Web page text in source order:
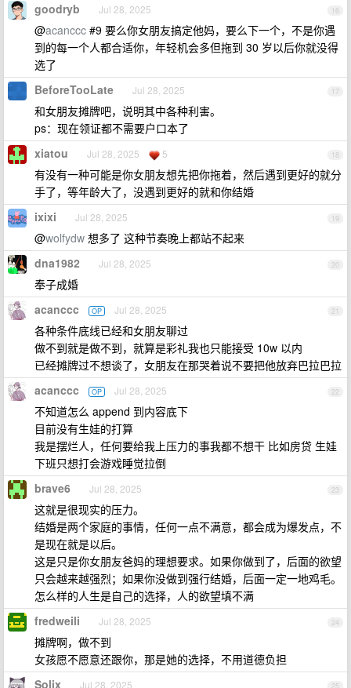
16
goodryb Jul 28, 2025
@acanccc #9 要么你女朋友搞定他妈，要么下一个，不是你遇
到的每一个人都合适你，年轻机会多但拖到 30 岁以后你就没得
选了
17
BeforeTooLate Jul 28, 2025
和女朋友摊牌吧，说明其中各种利害。
ps：现在领证都不需要户口本了
18
xiatou Jul 28, 2025 5
有没有一种可能是你女朋友想先把你拖着，然后遇到更好的就分
手了，等年龄大了，没遇到更好的就和你结婚
19
ixixi Jul 28, 2025
@wolfydw 想多了 这种节奏晚上都站不起来
20
dna1982 Jul 28, 2025
奉子成婚
21
acanccc OP Jul 28, 2025
各种条件底线已经和女朋友聊过
做不到就是做不到，就算是彩礼我也只能接受 10w 以内
已经摊牌过不想谈了，女朋友在那哭着说不要把他放弃巴拉巴拉
22
acanccc OP Jul 28, 2025
不知道怎么 append 到内容底下
目前没有生娃的打算
我是摆烂人，任何要给我上压力的事我都不想干 比如房贷 生娃
下班只想打会游戏睡觉拉倒
23
brave6 Jul 28, 2025
这就是很现实的压力。
结婚是两个家庭的事情，任何一点不满意，都会成为爆发点，不
是现在就是以后。
这是只是你女朋友爸妈的理想要求。如果你做到了，后面的欲望
只会越来越强烈；如果你没做到强行结婚，后面一定一地鸡毛。
怎么样的人生是自己的选择，人的欲望填不满
24
fredweili Jul 28, 2025
摊牌啊，做不到
女孩愿不愿意还跟你，那是她的选择，不用道德负担
Solix Jul 28, 2025